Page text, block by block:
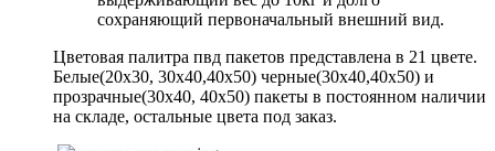
сохраняющий первоначальный внешний вид.
Цветовая палитра пвд пакетов представлена в 21 цвете.
Белые(20х30, 30х40,40х50) черные(30х40,40х50) и
прозрачные(30х40, 40х50) пакеты в постоянном наличии
на складе, остальные цвета под заказ.